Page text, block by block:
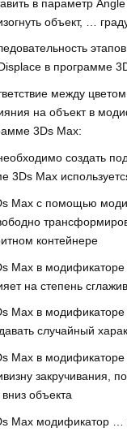
в параметр
объект, …
в программе
между
на объект в
3Ds Max:
создать
3Ds Max
Max с помощью
контейнере
Max в модификаторе
на степень
Max в
случайный
Max в
закручивания,
объекта
Max модификатор …